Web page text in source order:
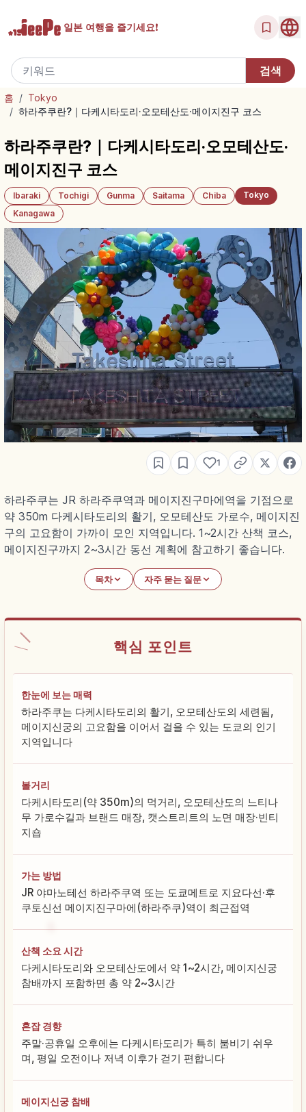
일본 여행을 즐기세요!
홈 / Tokyo
/ 하라주쿠란?｜다케시타도리·오모테산도·메이지진구 코스
하라주쿠란?｜다케시타도리·오모테산도·
메이지진구 코스
Ibaraki Tochigi Gunma Saitama Chiba
Tokyo
Kanagawa
1
하라주쿠는 JR 하라주쿠역과 메이지진구마에역을 기점으로
약 350m 다케시타도리의 활기, 오모테산도 가로수, 메이지진
구의 고요함이 가까이 모인 지역입니다. 1~2시간 산책 코스,
메이지진구까지 2~3시간 동선 계획에 참고하기 좋습니다.
목차 자주 묻는 질문
핵심 포인트
한눈에 보는 매력
하라주쿠는 다케시타도리의 활기, 오모테산도의 세련됨,
메이지신궁의 고요함을 이어서 걸을 수 있는 도쿄의 인기
지역입니다
볼거리
다케시타도리(약 350m)의 먹거리, 오모테산도의 느티나
무 가로수길과 브랜드 매장, 캣스트리트의 노면 매장·빈티
지숍
가는 방법
JR 야마노테선 하라주쿠역 또는 도쿄메트로 지요다선·후
쿠토신선 메이지진구마에(하라주쿠)역이 최근접역
산책 소요 시간
다케시타도리와 오모테산도에서 약 1~2시간, 메이지신궁
참배까지 포함하면 총 약 2~3시간
혼잡 경향
주말·공휴일 오후에는 다케시타도리가 특히 붐비기 쉬우
며, 평일 오전이나 저녁 이후가 걷기 편합니다
메이지신궁 참배